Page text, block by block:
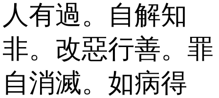
人有過。自解知
非。改惡行善。罪
自消滅。如病得